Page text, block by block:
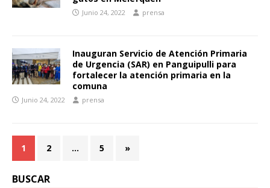
Junio 24, 2022 prensa
Inauguran Servicio de Atención Primaria
de Urgencia (SAR) en Panguipulli para
fortalecer la atención primaria en la
comuna
Junio 24, 2022 prensa
1 2 … 5 »
BUSCAR